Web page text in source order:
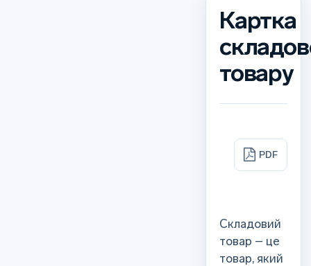
Картка
товару
PDF
Складовий
товар – це
товар, який